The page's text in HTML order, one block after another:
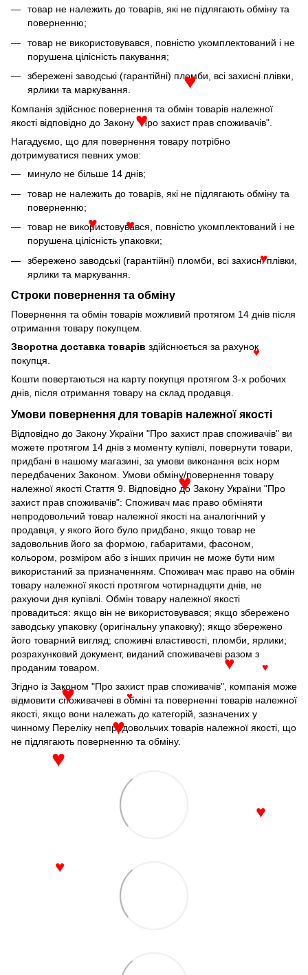
товар не належить до товарів, які не підлягають обміну та
поверненню;
товар не використовувався, повністю укомплектований і не
порушена цілісність пакування;
збережені заводські (гарантійні) пломби, всі захисні плівки,
ярлики та маркування.
Компанія здійснює повернення та обмін товарів належної
якості відповідно до Закону "Про захист прав споживачів".
Нагадуємо, що для повернення товару потрібно
дотримуватися певних умов:
минуло не більше 14 днів;
товар не належить до товарів, які не підлягають обміну та
поверненню;
товар не використовувався, повністю укомплектований і не
порушена цілісність упаковки;
збережено заводські (гарантійні) пломби, всі захисні плівки,
ярлики та маркування.
Строки повернення та обміну
Повернення та обмін товарів можливий протягом 14 днів після
отримання товару покупцем.
Зворотна доставка товарів здійснюється за рахунок
покупця.
Кошти повертаються на карту покупця протягом 3-х робочих
днів, після отримання товару на склад продавця.
Умови повернення для товарів належної якості
Відповідно до Закону України "Про захист прав споживачів" ви
можете протягом 14 днів з моменту купівлі, повернути товари,
придбані в нашому магазині, за умови виконання всіх норм
передбачених Законом. Умови обміну/повернення товару
належної якості Стаття 9. Відповідно до Закону України "Про
захист прав споживачів": Споживач має право обміняти
непродовольчий товар належної якості на аналогічний у
продавця, у якого його було придбано, якщо товар не
задовольнив його за формою, габаритами, фасоном,
кольором, розміром або з інших причин не може бути ним
використаний за призначенням. Споживач має право на обмін
товару належної якості протягом чотирнадцяти днів, не
рахуючи дня купівлі. Обмін товару належної якості
провадиться: якщо він не використовувався; якщо збережено
заводську упаковку (оригінальну упаковку); якщо збережено
його товарний вигляд; споживчі властивості, пломби, ярлики;
розрахунковий документ, виданий споживачеві разом з
проданим товаром.
Згідно із Законом "Про захист прав споживачів", компанія може
відмовити споживачеві в обміні та поверненні товарів належної
якості, якщо вони належать до категорій, зазначених у
чинному Переліку непродовольчих товарів належної якості, що
не підлягають поверненню та обміну.
♥ ♥
♥
♥
♥
♥
♥
♥
♥